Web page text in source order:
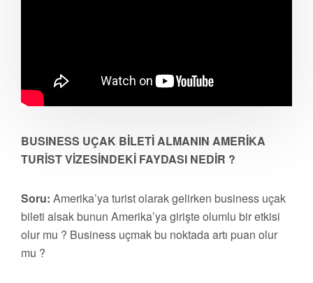
BUSINESS UÇAK BİLETİ ALMANIN AMERİKA
TURİST VİZESİNDEKİ FAYDASI NEDİR ?
Soru: Amerika’ya turist olarak gelirken business uçak
bileti alsak bunun Amerika’ya girişte olumlu bir etkisi
olur mu ? Business uçmak bu noktada artı puan olur
mu ?